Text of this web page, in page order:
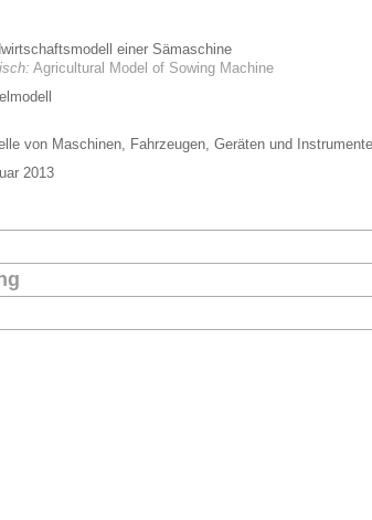
einer Sämaschine
Agricultural Model of Sowing Machine
von Maschinen, Fahrzeugen, Geräten und
2013